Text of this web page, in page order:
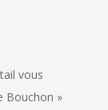
vous
Bouchon »